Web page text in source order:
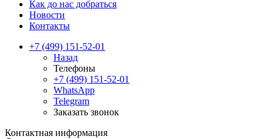
Как до нас добраться
Новости
Контакты
+7 (499) 151-52-01
Назад
Телефоны
+7 (499) 151-52-01
WhatsApp
Telegram
Заказать звонок
Контактная информация